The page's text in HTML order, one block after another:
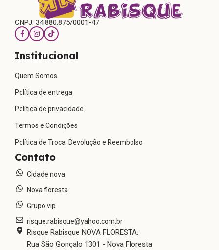
CNPJ: 34.880.875/0001-47
Institucional
Quem Somos
Política de entrega
Política de privacidade
Termos e Condições
Política de Troca, Devolução e Reembolso
Contato
Cidade nova
Nova floresta
Grupo vip
risque.rabisque@yahoo.com.br
Risque Rabisque NOVA FLORESTA:
Rua São Gonçalo 1301 - Nova Floresta